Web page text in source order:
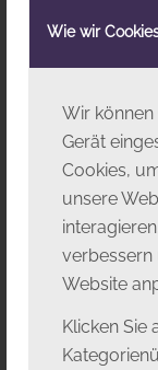
Wie wir
Wir
Gerät
Cookies,
unsere
verbessern
Website
Klicken Sie
Riccardo De